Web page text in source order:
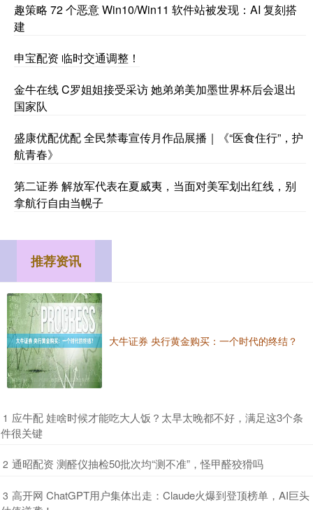
趣策略 72 个恶意 Win10/Win11 软件站被发现：AI 复刻搭
建
申宝配资 临时交通调整！
金牛在线 C罗姐姐接受采访 她弟弟美加墨世界杯后会退出
国家队
盛康优配优配 全民禁毒宣传月作品展播｜《“医食住行”，护
航青春》
第二证券 解放军代表在夏威夷，当面对美军划出红线，别
拿航行自由当幌子
推荐资讯
大牛证券 央行黄金购买：一个时代的终结？
1 ​应牛配 娃啥时候才能吃大人饭？太早太晚都不好，满足这3个条
件很关键
2 ​通昭配资 测醛仪抽检50批次均“测不准”，怪甲醛狡猾吗
3 ​高开网 ChatGPT用户集体出走：Claude火爆到登顶榜单，AI巨头